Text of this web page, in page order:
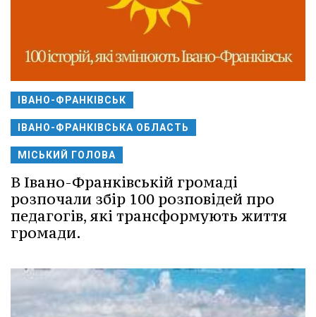
ІВАНО-ФРАНКІВСЬК
ІВАНО-ФРАНКІВСЬКА ОБЛАСТЬ
МІСЬКИЙ ГОЛОВА
В Івано-Франківській громаді
розпочали збір 100 розповідей про
педагогів, які трансформують життя
громади.